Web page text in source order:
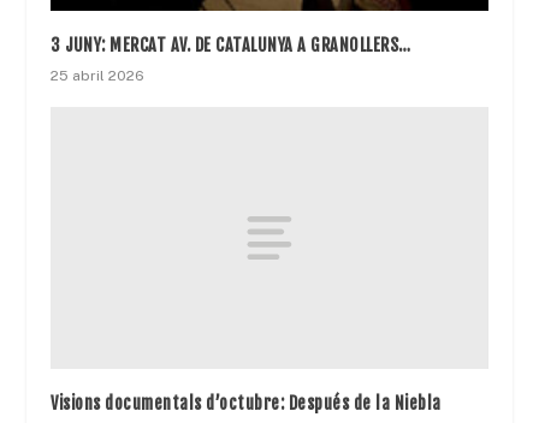
3 JUNY: MERCAT AV. DE CATALUNYA A GRANOLLERS…
25 abril 2026
Visions documentals d’octubre: Después de la Niebla